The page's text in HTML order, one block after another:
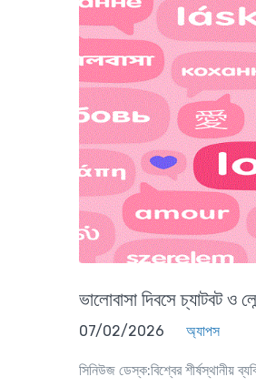
ভালোবাসা দিবসে চ্যাটবট ও
07/02/2026 অ্যাপস
সিনিউজ ডেস্ক:বিশ্বের শীর্ষস্থানীয়